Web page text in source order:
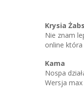
w
w
zapalenie
oraz
Krysia
Nie znam
online która
Kama
Nospa
Wersja max